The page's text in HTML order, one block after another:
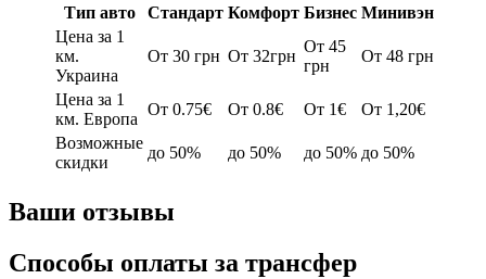
Тип авто Стандарт Комфорт Бизнес Минивэн
Цена за 1
км.
Украина
От 30 грн От 32грн
От 45
грн
От 48 грн
Цена за 1
км. Европа
От 0.75€ От 0.8€ От 1€
От 1,20€
Возможные
скидки
до 50% до 50% до 50% до 50%
Ваши отзывы
Способы оплаты за трансфер